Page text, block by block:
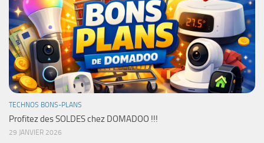
TECHNOS BONS-PLANS
Profitez des SOLDES chez DOMADOO !!!
29 JANVIER 2026